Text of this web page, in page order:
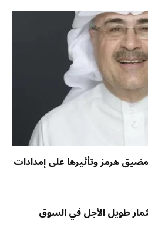
هرمز وتأثيرها على إمدادات
طويل الأجل في السوق